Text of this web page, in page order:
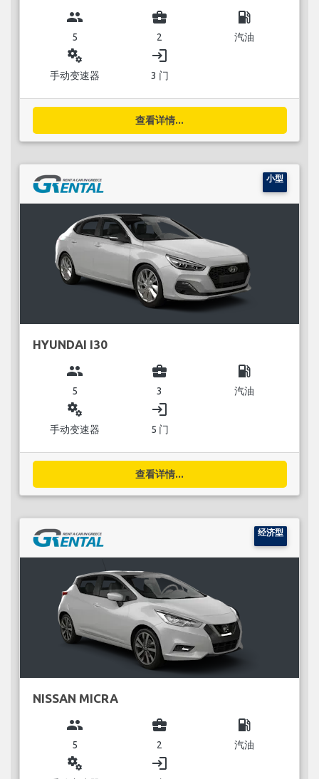
group
5
business_center
2
local_gas_station
汽油
miscellaneous_services
手动变速器
login
3 门
查看详情...
小型
HYUNDAI I30
group
5
business_center
3
local_gas_station
汽油
miscellaneous_services
手动变速器
login
5 门
查看详情...
经济型
NISSAN MICRA
group
5
business_center
2
local_gas_station
汽油
miscellaneous_services login